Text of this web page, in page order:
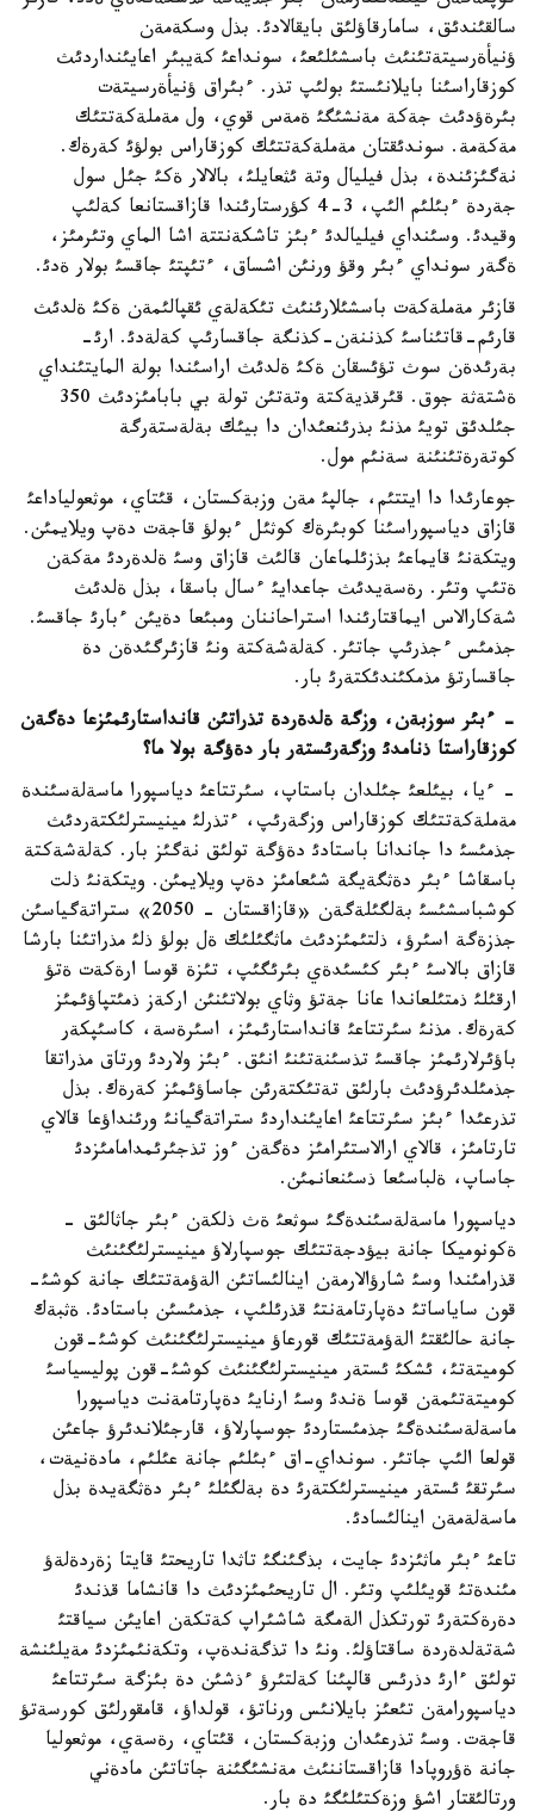
سالقئندئق، سامارقاؤلئق بايقالادئ. بذل وسكةمةن
ؤنيأةرسيتةتئنئث باسشئلئعئ، سونداعئ كةيبئر اعايئنداردئث
كوزقاراسئنا بايلانئستئ بولئپ تذر. ءبئراق ؤنيأةرسيتةت
بئرةؤدئث جةكة مةنشئگئ ةمةس قوي، ول مةملةكةتتئك
مةكةمة. سوندئقتان مةملةكةتتئك كوزقاراس بولؤئ كةرةك.
نةگئزئندة، بذل فيليال وتة ئثعايلئ، بالالار ةكئ جئل سول
جةردة ءبئلئم الئپ، 3-4 كؤرستارئندا قازاقستانعا كةلئپ
وقيدئ. وسئنداي فيليالدئ ءبئز تاشكةنتتة اشا الماي وتئرمئز،
ةگةر سونداي ءبئر وقؤ ورنئن اشساق، ءتئپتئ جاقسئ بولار ةدئ.
قازئر مةملةكةت باسشئلارئنئث تئكةلةي ئقپالئمةن ةكئ ةلدئث
قارئم-قاتئناسئ كذننةن-كذنگة جاقسارئپ كةلةدئ. ارئ-
بةرئدةن سوث تؤئسقان ةكئ ةلدئث اراسئندا بولة المايتئنداي
ةشتةثة جوق. قئرقذيةكتة وتةتئن تولة بي بابامئزدئث 350
جئلدئق تويئ مذنئ بذرئنعئدان دا بيئك بةلةستةرگة
كوتةرةتئنئنة سةنئم مول.
جوعارئدا دا ايتتئم، جالپئ مةن وزبةكستان، قئتاي، موثعولياداعئ
قازاق دياسپوراسئنا كوبئرةك كوثئل ءبولؤ قاجةت دةپ ويلايمئن.
ويتكةنئ قايماعئ بذزئلماعان قالئث قازاق وسئ ةلدةردئ مةكةن
ةتئپ وتئر. رةسةيدئث جاعدايئ ءسال باسقا، بذل ةلدئث
شةكارالاس ايماقتارئندا استراحاننان ومبئعا دةيئن ءبارئ جاقسئ.
جذمئس ءجذرئپ جاتئر. كةلةشةكتة ونئ قازئرگئدةن دة
جاقسارتؤ مذمكئندئكتةرئ بار.
- ءبئر سوزبةن، وزگة ةلدةردة تذراتئن قانداستارئمئزعا دةگةن
كوزقاراستا ذنامدئ وزگةرئستةر بار دةؤگة بولا ما؟
- ءيا، بيئلعئ جئلدان باستاپ، سئرتتاعئ دياسپورا ماسةلةسئندة
مةملةكةتتئك كوزقاراس وزگةرئپ، ءتذرلئ مينيسترلئكتةردئث
جذمئسئ دا جاندانا باستادئ دةؤگة تولئق نةگئز بار. كةلةشةكتة
باسقاشا ءبئر دةثگةيگة شئعامئز دةپ ويلايمئن. ويتكةنئ ذلت
كوشباسشئسئ بةلگئلةگةن «قازاقستان - 2050» ستراتةگياسئن
جذزةگة اسئرؤ، ذلتئمئزدئث ماثگئلئك ةل بولؤ ذلئ مذراتئنا بارشا
قازاق بالاسئ ءبئر كئسئدةي بئرئگئپ، تئزة قوسا ارةكةت ةتؤ
ارقئلئ ذمتئلعاندا عانا جةتؤ وثاي بولاتئنئن اركةز ذمئتپاؤئمئز
كةرةك. مذنئ سئرتتاعئ قانداستارئمئز، اسئرةسة، كاسئپكةر
باؤئرلارئمئز جاقسئ تذسئنةتئنئ انئق. ءبئز ولاردئ ورتاق مذراتقا
جذمئلدئرؤدئث بارلئق تةتئكتةرئن جاساؤئمئز كةرةك. بذل
تذرعئدا ءبئز سئرتتاعئ اعايئنداردئ ستراتةگيانئ ورئنداؤعا قالاي
تارتامئز، قالاي ارالاستئرامئز دةگةن ءوز تذجئرئمدامامئزدئ
جاساپ، ةلباسئعا ذسئنعانمئن.
دياسپورا ماسةلةسئندةگئ سوثعئ ةث ذلكةن ءبئر جاثالئق -
ةكونوميكا جانة بيؤدجةتتئك جوسپارلاؤ مينيسترلئگئنئث
قذرامئندا وسئ شارؤالارمةن اينالئساتئن الةؤمةتتئك جانة كوشئ-
قون ساياساتئ دةپارتامةنتئ قذرئلئپ، جذمئسئن باستادئ. ةثبةك
جانة حالئقتئ الةؤمةتتئك قورعاؤ مينيسترلئگئنئث كوشئ-قون
كوميتةتئ، ئشكئ ئستةر مينيسترلئگئنئث كوشئ-قون پوليسياسئ
كوميتةتئمةن قوسا ةندئ وسئ ارنايئ دةپارتامةنت دياسپورا
ماسةلةسئندةگئ جذمئستاردئ جوسپارلاؤ، قارجئلاندئرؤ جاعئن
قولعا الئپ جاتئر. سونداي-اق ءبئلئم جانة عئلئم، مادةنيةت،
سئرتقئ ئستةر مينيسترلئكتةرئ دة بةلگئلئ ءبئر دةثگةيدة بذل
ماسةلةمةن اينالئسادئ.
تاعئ ءبئر ماثئزدئ جايت، بذگئنگئ تاثدا تاريحتئ قايتا زةردةلةؤ
مئندةتئ قويئلئپ وتئر. ال تاريحئمئزدئث دا قانشاما قذندئ
دةرةكتةرئ تورتكذل الةمگة شاشئراپ كةتكةن اعايئن سياقتئ
شةتةلدةردة ساقتاؤلئ. ونئ دا تذگةندةپ، وتكةنئمئزدئ مةيلئنشة
تولئق ءارئ دذرئس قالپئنا كةلتئرؤ ءذشئن دة بئزگة سئرتتاعئ
دياسپورامةن تئعئز بايلانئس ورناتؤ، قولداؤ، قامقورلئق كورسةتؤ
قاجةت. وسئ تذرعئدان وزبةكستان، قئتاي، رةسةي، موثعوليا
جانة ةؤروپادا قازاقستاننئث مةنشئگئنة جاتاتئن مادةني
ورتالئقتار اشؤ وزةكتئلئگئ دة بار.